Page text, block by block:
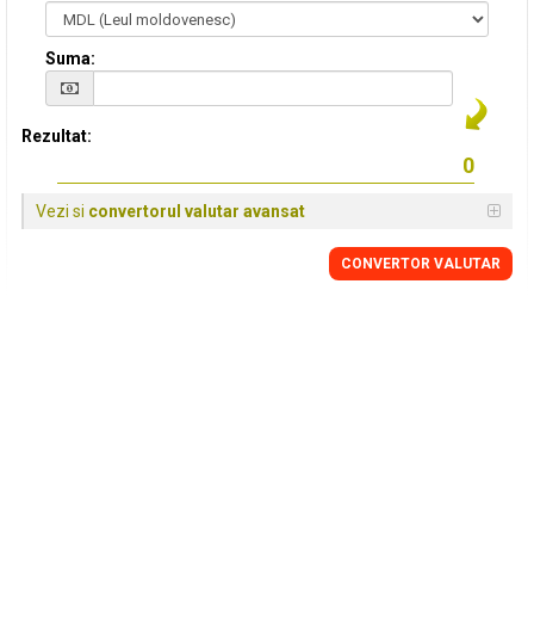
Suma:
Rezultat:
Vezi si convertorul valutar avansat
CONVERTOR VALUTAR